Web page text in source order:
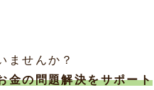
ませんか？
金の問題解決をサポート